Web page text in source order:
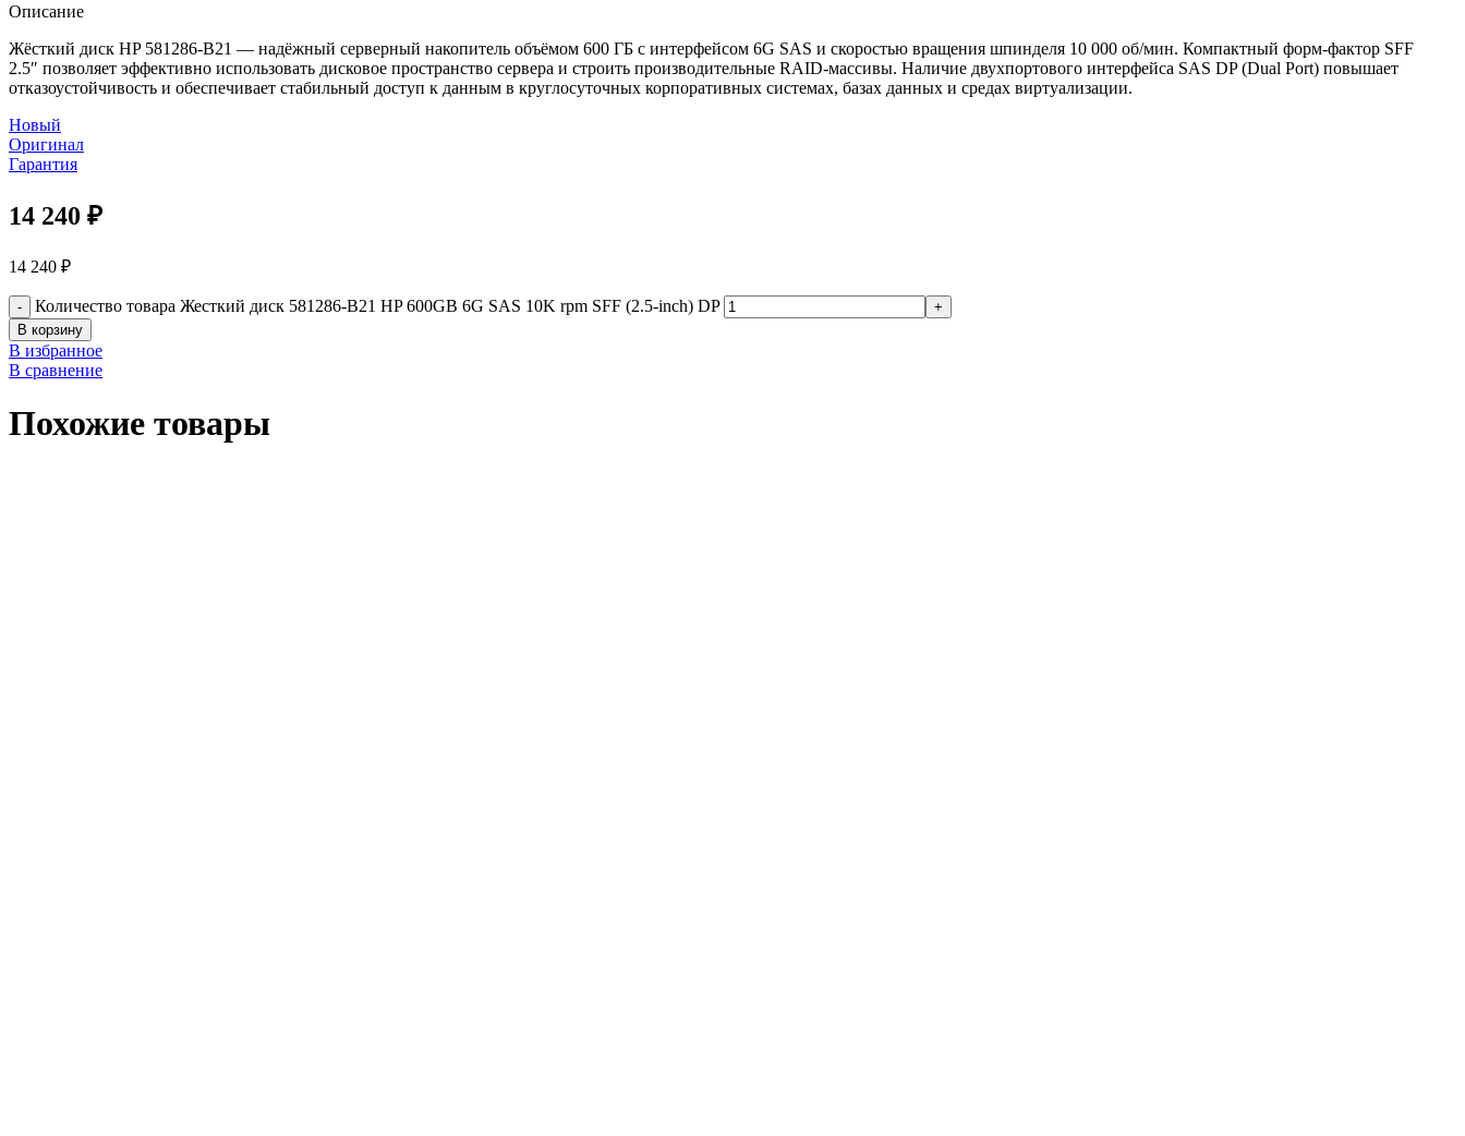
Описание
Жёсткий диск HP 581286-B21 — надёжный серверный накопитель объёмом 600 ГБ с интерфейсом 6G SAS и скоростью вращения шпинделя 10 000 об/мин. Компактный форм‑фактор SFF
2.5″ позволяет эффективно использовать дисковое пространство сервера и строить производительные RAID‑массивы. Наличие двухпортового интерфейса SAS DP (Dual Port) повышает
отказоустойчивость и обеспечивает стабильный доступ к данным в круглосуточных корпоративных системах, базах данных и средах виртуализации.
Новый
Оригинал
Гарантия
14 240 ₽
14 240 ₽
Количество товара Жесткий диск 581286-B21 HP 600GB 6G SAS 10K rpm SFF (2.5-inch) DP
В корзину
В избранное
В сравнение
Похожие товары